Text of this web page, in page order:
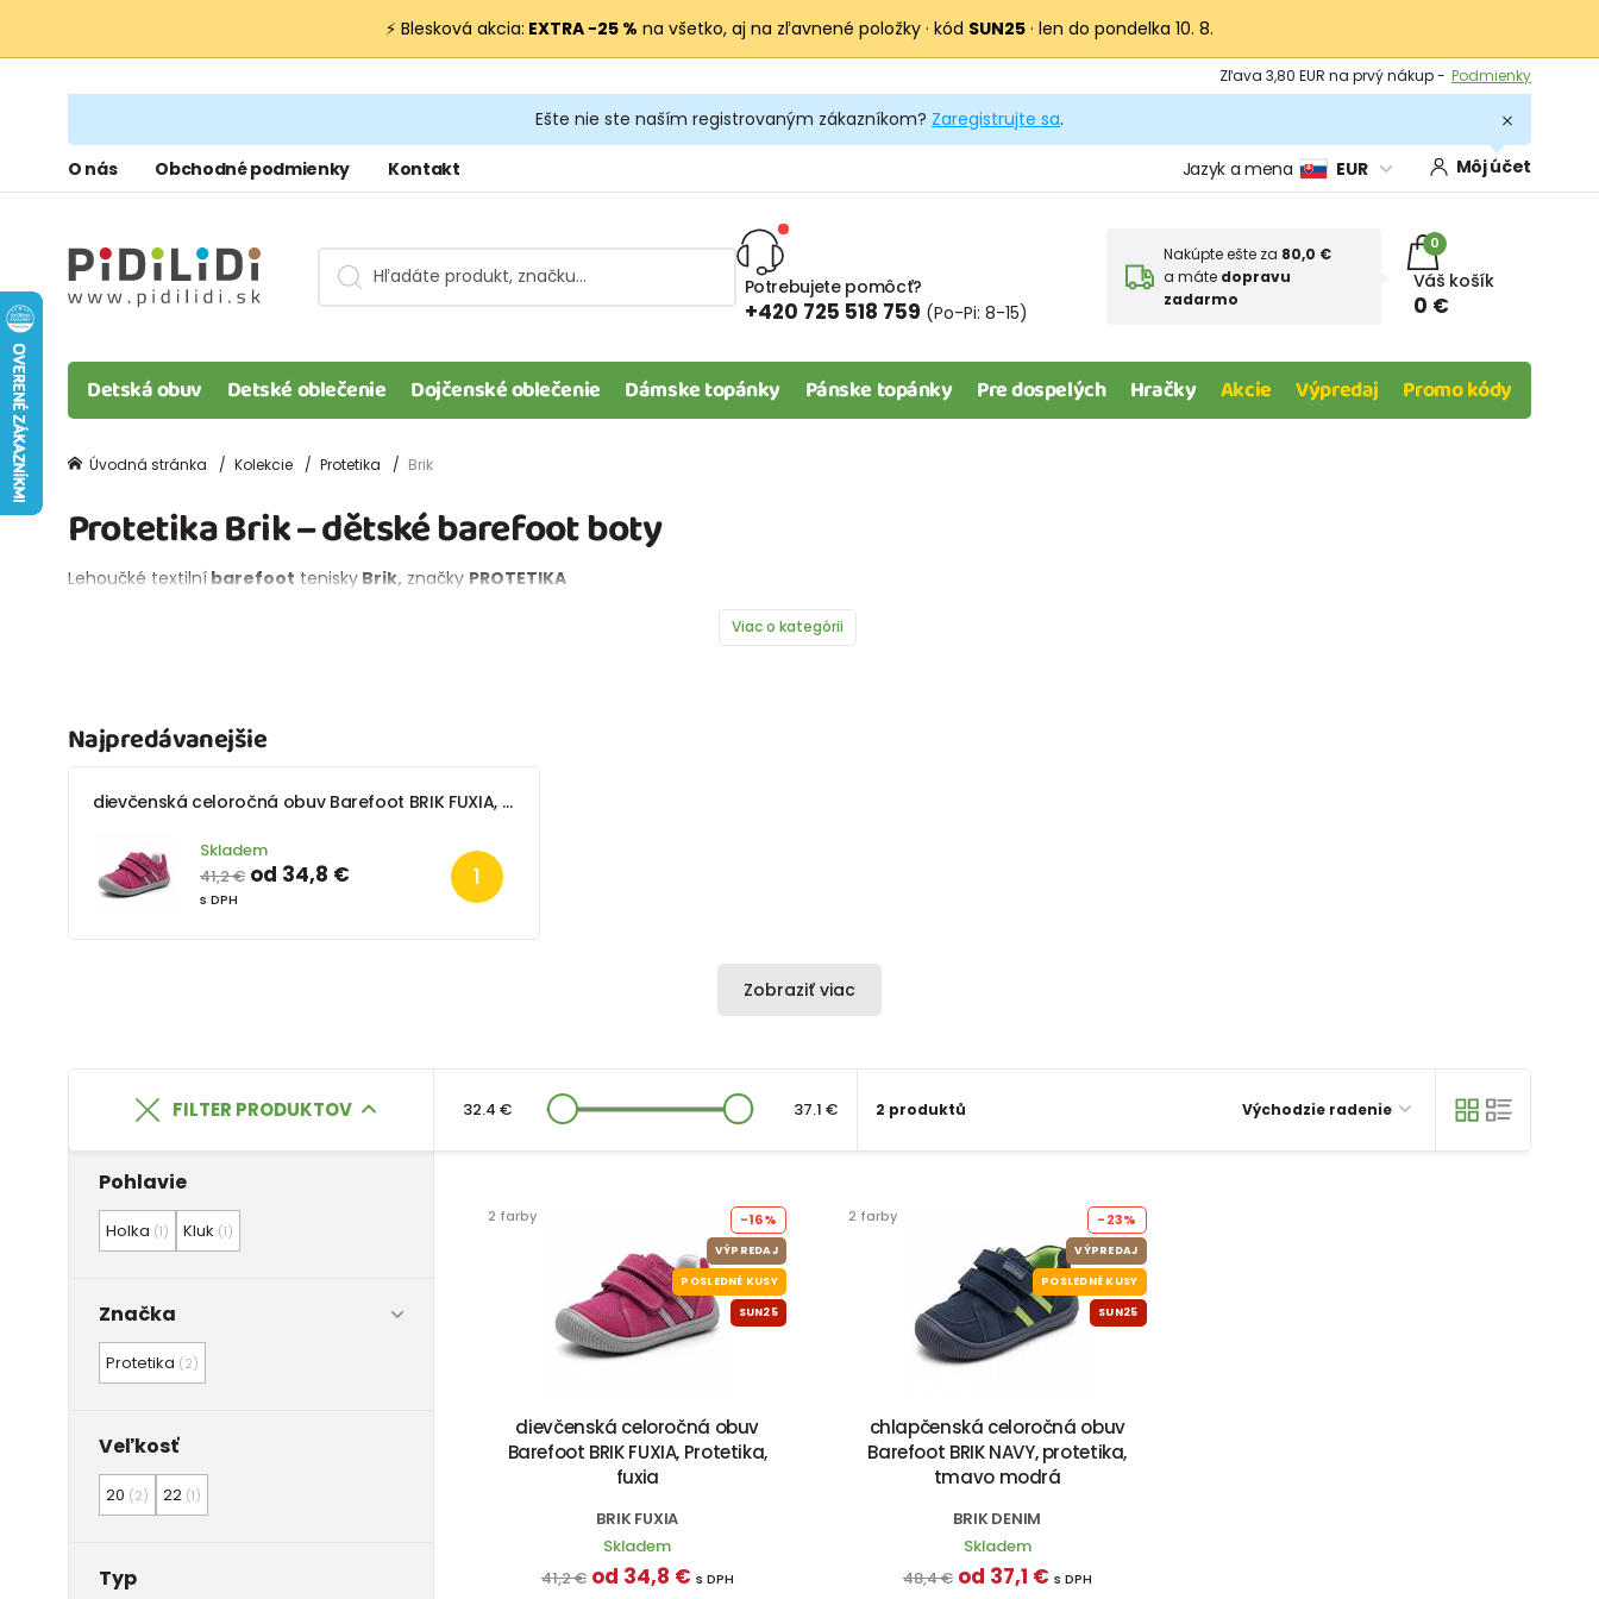
⚡ Blesková akcia: EXTRA −25 % na všetko, aj na zľavnené položky · kód SUN25 · len do pondelka 10. 8.
Výmena a vrátenie tovaru - Zobraziť
Zľava 3,80 EUR na prvý nákup -
Podmienky
Ešte nie ste naším registrovaným zákazníkom? Zaregistrujte sa.
O nás Obchodné podmienky Kontakt Jazyk a mena EUR Môj účet
Potrebujete pomôcť?
+420 725 518 759 (Po-Pi: 8-15)
Nakúpte ešte za 80,0 €
a máte dopravu
zadarmo
0
Váš košík
0 €
Detská obuv Detské oblečenie Dojčenské oblečenie Dámske topánky Pánske topánky Pre dospelých Hračky Akcie Výpredaj Promo kódy
Úvodná stránka Kolekcie Protetika Brik
Protetika Brik – dětské barefoot boty
Lehoučké textilní barefoot tenisky Brik, značky PROTETIKA
Viac o kategórii
Najpredávanejšie
dievčenská celoročná obuv Barefoot BRIK FUXIA, Protetika, fuxia
Skladem
41,2 € od 34,8 €
s DPH
Zobraziť viac
FILTER PRODUKTOV 2 produktů Východzie radenie
Pohlavie
Holka (1) Kluk (1)
Značka
Protetika (2)
Veľkosť
20 (2) 22 (1)
Typ
32.4 € 37.1 €
2 farby -16%
VÝPREDAJ
POSLEDNÉ KUSY
SUN25
dievčenská celoročná obuv
Barefoot BRIK FUXIA, Protetika,
fuxia
BRIK FUXIA
Skladem
41,2 € od 34,8 € s DPH
2 farby -23%
VÝPREDAJ
POSLEDNÉ KUSY
SUN25
chlapčenská celoročná obuv
Barefoot BRIK NAVY, protetika,
tmavo modrá
BRIK DENIM
Skladem
48,4 € od 37,1 € s DPH